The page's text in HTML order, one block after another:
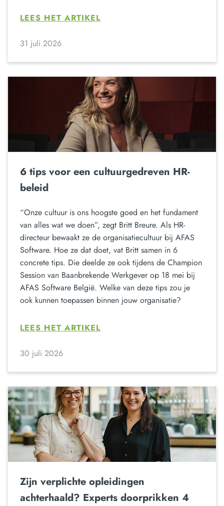
LEES HET ARTIKEL
31 juli 2026
6 tips voor een cultuurgedreven HR-
beleid
“Onze cultuur is ons hoogste goed en het fundament
van alles wat we doen”, zegt Britt Breure. Als HR-
directeur bewaakt ze de organisatiecultuur bij AFAS
Software. Hoe ze dat doet, vat Britt samen in 6
concrete tips. Die deelde ze ook tijdens de Champion
Session van Baanbrekende Werkgever op 18 mei bij
AFAS Software België. Welke van deze tips zou je
ook kunnen toepassen binnen jouw organisatie?
LEES HET ARTIKEL
30 juli 2026
Zijn verplichte opleidingen
achterhaald? Experts doorprikken 4